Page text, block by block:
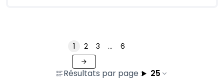
Résultats par page : 25
1 2 3 … 6